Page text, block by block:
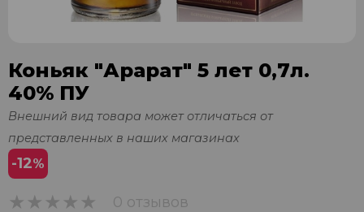
Коньяк "Арарат" 5 лет 0,7л.
40% ПУ
Внешний вид товара может отличаться от
представленных в наших магазинах
-12%
0 отзывов